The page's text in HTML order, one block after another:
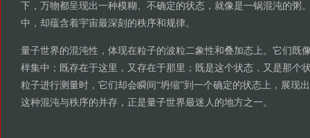
下，万物都呈现出一种模糊、不确定的状态，就像是一锅混沌的粥
中，却蕴含着宇宙最深刻的秩序和规律。
量子世界的混沌性，体现在粒子的波粒二象性和叠加态上。它们既
样集中；既存在于这里，又存在于那里；既是这个状态，又是那个
粒子进行测量时，它们却会瞬间“坍缩”到一个确定的状态上，展现
这种混沌与秩序的并存，正是量子世界最迷人的地方之一。